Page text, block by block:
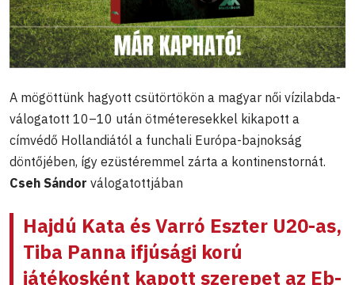
A mögöttünk hagyott csütörtökön a magyar női vízilabda-
válogatott 10–10 után ötméteresekkel kikapott a
címvédő Hollandiától a funchali Európa-bajnokság
döntőjében, így ezüstéremmel zárta a kontinenstornát.
Cseh Sándor válogatottjában
Hajdú Kata és Varró Eszter U20-as,
Tiba Panna ifjúsági korú
játékosként kapott szerepet az Eb-